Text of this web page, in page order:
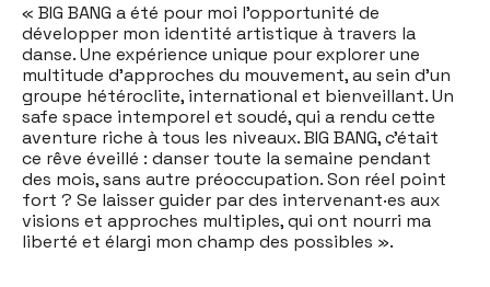
« BIG BANG a été pour moi l’opportunité de
développer mon identité artistique à travers la
danse. Une expérience unique pour explorer une
multitude d’approches du mouvement, au sein d’un
groupe hétéroclite, international et bienveillant. Un
safe space intemporel et soudé, qui a rendu cette
aventure riche à tous les niveaux. BIG BANG, c’était
ce rêve éveillé : danser toute la semaine pendant
des mois, sans autre préoccupation. Son réel point
fort ? Se laisser guider par des intervenant·es aux
visions et approches multiples, qui ont nourri ma
liberté et élargi mon champ des possibles ».